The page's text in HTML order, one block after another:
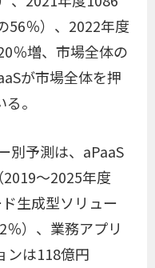
56％）、2022年度
％増、市場全体の
が市場全体を押
。
別予測は、aPaaS
～2025年度
生成型ソリュー
％）、業務アプリ
ンは118億円